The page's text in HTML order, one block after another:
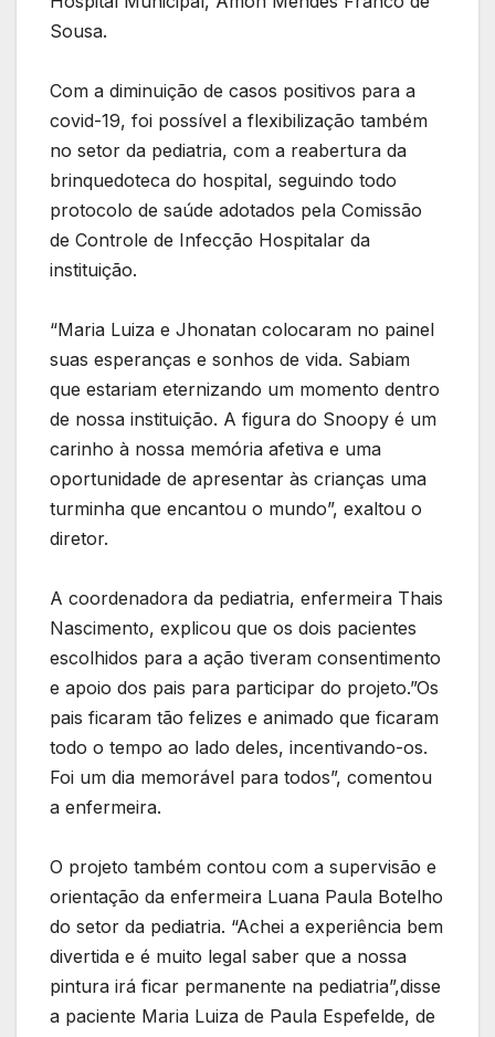
Sousa.
Com a diminuição de casos positivos para a
covid-19, foi possível a flexibilização também
no setor da pediatria, com a reabertura da
brinquedoteca do hospital, seguindo todo
protocolo de saúde adotados pela Comissão
de Controle de Infecção Hospitalar da
instituição.
“Maria Luiza e Jhonatan colocaram no painel
suas esperanças e sonhos de vida. Sabiam
que estariam eternizando um momento dentro
de nossa instituição. A figura do Snoopy é um
carinho à nossa memória afetiva e uma
oportunidade de apresentar às crianças uma
turminha que encantou o mundo”, exaltou o
diretor.
A coordenadora da pediatria, enfermeira Thais
Nascimento, explicou que os dois pacientes
escolhidos para a ação tiveram consentimento
e apoio dos pais para participar do projeto.”Os
pais ficaram tão felizes e animado que ficaram
todo o tempo ao lado deles, incentivando-os.
Foi um dia memorável para todos”, comentou
a enfermeira.
O projeto também contou com a supervisão e
orientação da enfermeira Luana Paula Botelho
do setor da pediatria. “Achei a experiência bem
divertida e é muito legal saber que a nossa
pintura irá ficar permanente na pediatria”,disse
a paciente Maria Luiza de Paula Espefelde, de